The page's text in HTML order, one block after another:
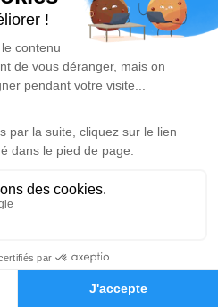
Hommages
ou exprimer vos pensées
des textes. Cet endroit
à honorer la
Je rends hommage
2024 à 11h00
de Quiéry-la-Motte